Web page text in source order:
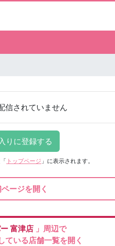
信されていません
「 トップページ 」に表示されます。
ージを開く
富津店 」周辺で
ている店舗一覧を開く